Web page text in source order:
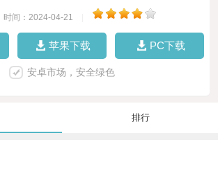
时间：2024-04-21
苹果下载 PC下载
安卓市场，安全绿色
排行